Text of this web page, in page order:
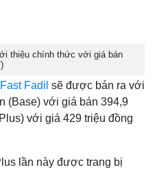
thiệu chính thức với giá bán
Fadil sẽ được bán ra với
(Base) với giá bán 394,9
với giá 429 triệu đồng
lần này được trang bị